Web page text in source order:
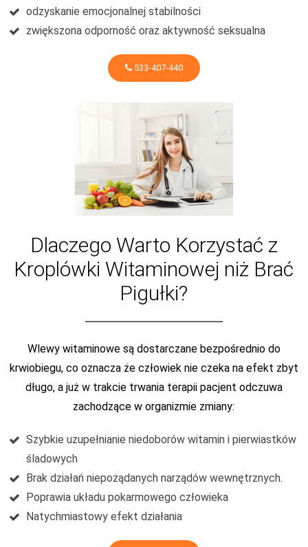
odzyskanie emocjonalnej stabilności
zwiększona odporność oraz aktywność seksualna
533-407-440
Dlaczego Warto Korzystać z
Kroplówki Witaminowej niż Brać
Pigułki?
Wlewy witaminowe są dostarczane bezpośrednio do
krwiobiegu, co oznacza że człowiek nie czeka na efekt zbyt
długo, a już w trakcie trwania terapii pacjent odczuwa
zachodzące w organizmie zmiany:
Szybkie uzupełnianie niedoborów witamin i pierwiastków
śladowych
Brak działań niepożądanych narządów wewnętrznych.
Poprawia układu pokarmowego człowieka
Natychmiastowy efekt działania